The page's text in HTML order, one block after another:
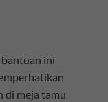
ini
di meja tamu